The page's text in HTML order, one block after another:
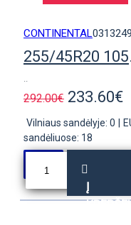
CONTINENTAL
..
292.00€ 233.60€
Vilniaus sandėlyje: 0
sandėliuose: 18
Į